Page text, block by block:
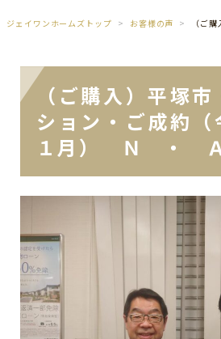
ジェイワンホームズトップ お客様の声
（ご購入）平塚
ション・ご成約（
１月） Ｎ ・